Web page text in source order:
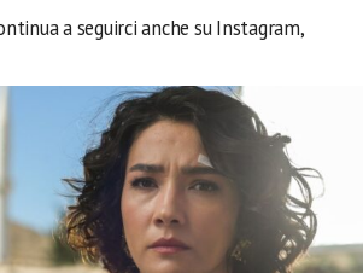
a seguirci anche su Instagram,